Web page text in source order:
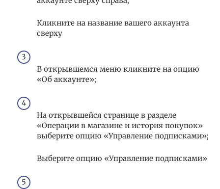
Кликните на название вашего аккаунта
сверху
В открывшемся меню кликните на опцию
«Об аккаунте»;
На открывшейся странице в разделе
«Операции в магазине и история покупок»
выберите опцию «Управление подписками»;
Выберите опцию «Управление подписками»